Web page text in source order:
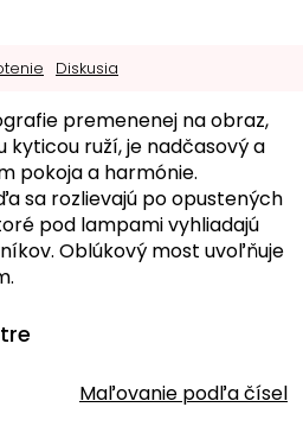
Diskusia
premenenej na obraz,
kyticou ruží, je nadčasový a
pokoja a harmónie.
sa rozlievajú po opustených
pod lampami vyhliadajú
Oblúkový most uvoľňuje
Maľovanie podľa čísel